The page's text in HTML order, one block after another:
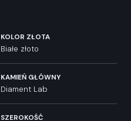
KOLOR ZŁOTA
Białe złoto
KAMIEŃ GŁÓWNY
Diament Lab
SZEROKOŚĆ